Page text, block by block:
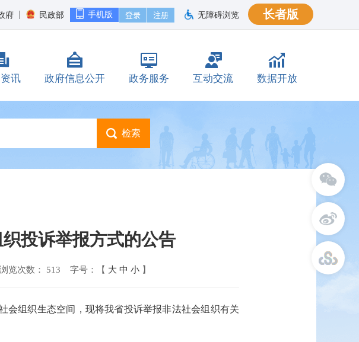
长者版
无障碍浏览
手机版
府 民政部
讯 政府信息公开 政务服务 互动交流 数据开放
投诉举报方式的公告
浏览次数： 513 字号：【 大 中 小】
会组织生态空间，现将我省投诉举报非法社会组织有关